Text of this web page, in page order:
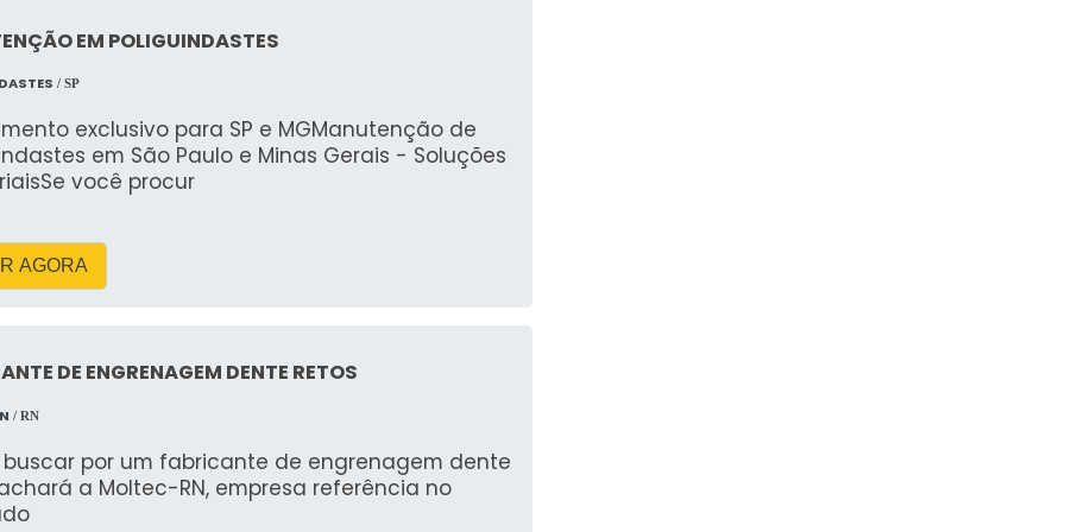
guindastes e containers conforme
técnicas: o caminhão munck leve (3-5 ton) e o
munck toneladas para cargas específicas. Para
garante alcance de até 10 m; o guindaste
Ao procurar Aluguel de Caminhão Munck
PTO e documentação do equipamento
de icamento e amarração. Eu explico diferenças
enfatizando que o munck guindaste
adicionais como talhas, cintas e sapatas são
Caminhão Munck com guindaste
para ver
EM POLIGUINDASTES
/ SP
exclusivo para SP e MGManutenção de
em São Paulo e Minas Gerais - Soluções
você procur
AGORA
DE ENGRENAGEM DENTE RETOS
/ RN
buscar por um fabricante de engrenagem dente
a Moltec-RN, empresa referência no